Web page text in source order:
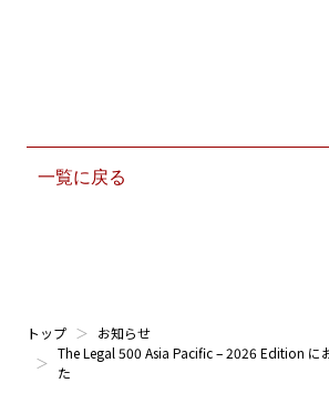
一覧に戻る
トップ
お知らせ
The Legal 500 Asia Pacific – 2026 Edition に
た